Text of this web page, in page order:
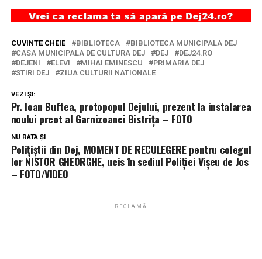
CUVINTE CHEIE BIBLIOTECA
BIBLIOTECA MUNICIPALA DEJ
CASA MUNICIPALA DE CULTURA DEJ
DEJ
DEJ24.RO
DEJENI
ELEVI MIHAI EMINESCU
PRIMARIA DEJ
STIRI DEJ
ZIUA CULTURII NATIONALE
VEZI ȘI:
Pr. Ioan Buftea, protopopul Dejului, prezent la instalarea
noului preot al Garnizoanei Bistrița – FOTO
NU RATA ȘI
Polițiștii din Dej, MOMENT DE RECULEGERE pentru colegul
lor NISTOR GHEORGHE, ucis în sediul Poliției Vișeu de Jos
– FOTO/VIDEO
RECLAMĂ